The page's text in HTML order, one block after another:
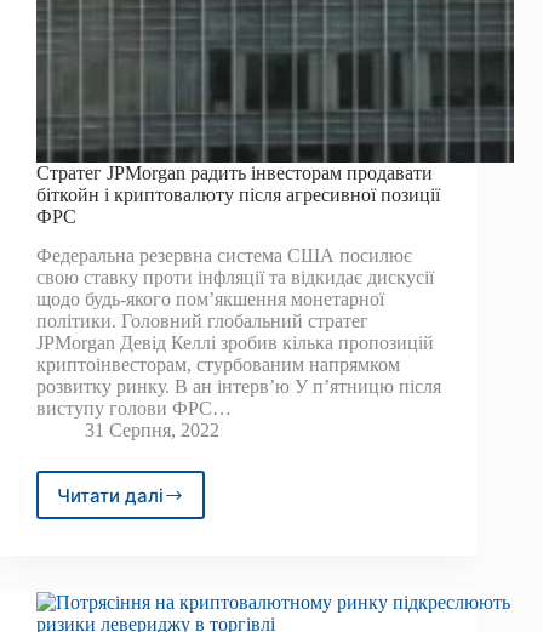
Стратег JPMorgan радить інвесторам продавати
біткойн і криптовалюту після агресивної позиції
ФРС
Федеральна резервна система США посилює
свою ставку проти інфляції та відкидає дискусії
щодо будь-якого пом’якшення монетарної
політики. Головний глобальний стратег
JPMorgan Девід Келлі зробив кілька пропозицій
криптоінвесторам, стурбованим напрямком
розвитку ринку. В ан інтерв’ю У п’ятницю після
виступу голови ФРС…
31 Серпня, 2022
Читати далі
Стратег
продавати
біткойн